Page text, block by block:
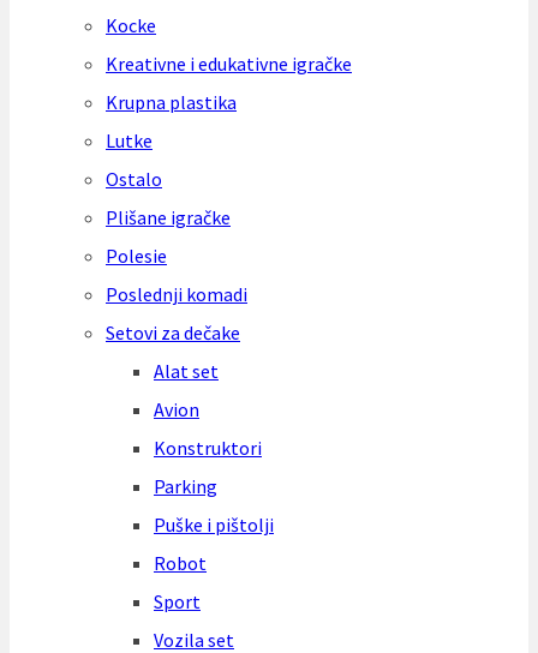
Kocke
Kreativne i edukativne igračke
Krupna plastika
Lutke
Ostalo
Plišane igračke
Polesie
Poslednji komadi
Setovi za dečake
Alat set
Avion
Konstruktori
Parking
Puške i pištolji
Robot
Sport
Vozila set